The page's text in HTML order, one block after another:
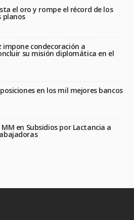
el oro y rompe el récord de los
planos
impone condecoración a
su misión diplomática en el
en los mil mejores bancos
en Subsidios por Lactancia a